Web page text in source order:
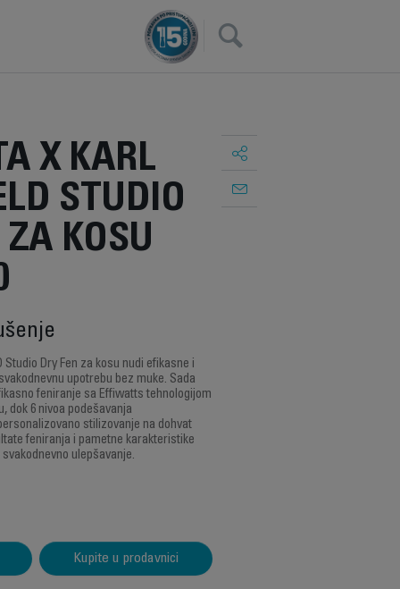
×
X KARL
STUDIO
ZA KOSU
Studio Dry Fen za kosu nudi efikasne i
upotrebu bez muke. Sada
feniranje sa Effiwatts tehnologijom
dok 6 nivoa podešavanja
stilizovanje na dohvat
feniranja i pametne karakteristike
ulepšavanje.
Kupite u prodavnici